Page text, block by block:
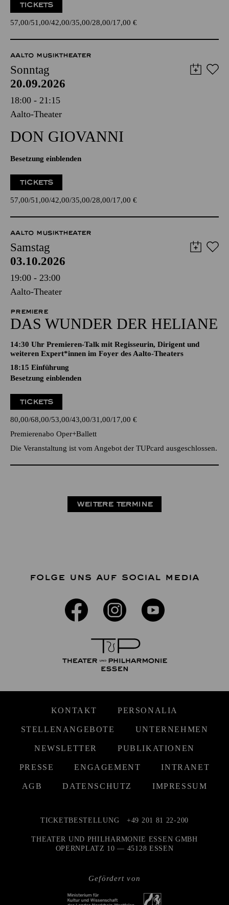
TICKETS
57,00 51,00 42,00 35,00 28,00 17,00 €
AALTO MUSIKTHEATER
Sonntag
20.09.2026
18:00 - 21:15
Aalto-Theater
DON GIO­VANNI
Besetzung einblenden
TICKETS
57,00 51,00 42,00 35,00 28,00 17,00 €
AALTO MUSIKTHEATER
Samstag
03.10.2026
19:00 - 23:00
Aalto-Theater
PREMIERE
DAS WUNDER DER HELIANE
14:30 Uhr Premieren-Talk mit Regisseurin, Dirigent und
weiteren Expert*innen im Foyer des Aalto-Theaters
18:15 Einführung
Besetzung einblenden
TICKETS
80,00 68,00 53,00 43,00 31,00 17,00 €
Premierenabo Oper+Ballett
Die Veranstaltung ist vom Angebot der TUPcard ausgeschlossen.
WEITERE TERMINE
FOLGE UNS AUF SOCIAL MEDIA
KONTAKT PERSONALIA
STELLENANGEBOTE UNTERNEHMEN
NEWSLETTER PUBLIKATIONEN
PRESSE ENGAGEMENT INTRANET
AGB DATENSCHUTZ IMPRESSUM
Gefördert von
TICKETBESTELLUNG +49 201 81 22-200
THEATER UND PHILHARMONIE ESSEN GMBH
OPERNPLATZ 10 — 45128 ESSEN